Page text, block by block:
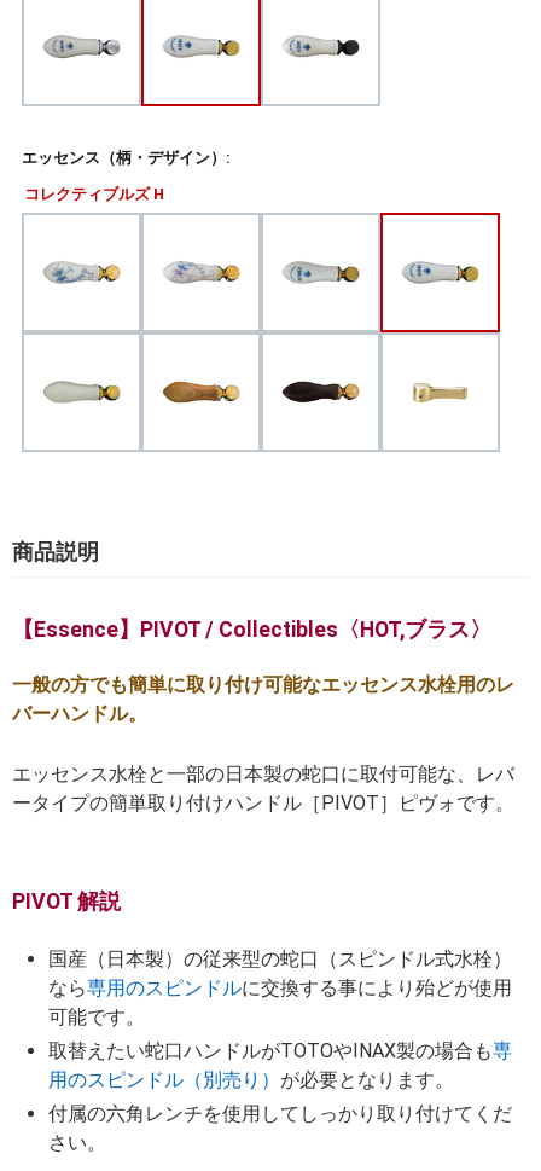
エッセンス（柄・デザイン）:
コレクティブルズ H
商品説明
【Essence】PIVOT / Collectibles〈HOT,ブラス〉
一般の方でも簡単に取り付け可能なエッセンス水栓用のレ
バーハンドル。
エッセンス水栓と一部の日本製の蛇口に取付可能な、レバ
ータイプの簡単取り付けハンドル［PIVOT］ピヴォです。
PIVOT 解説
国産（日本製）の従来型の蛇口（スピンドル式水栓）
なら専用のスピンドルに交換する事により殆どが使用
可能です。
取替えたい蛇口ハンドルがTOTOやINAX製の場合も専
用のスピンドル（別売り） が必要となります。
付属の六角レンチを使用してしっかり取り付けてくだ
さい。